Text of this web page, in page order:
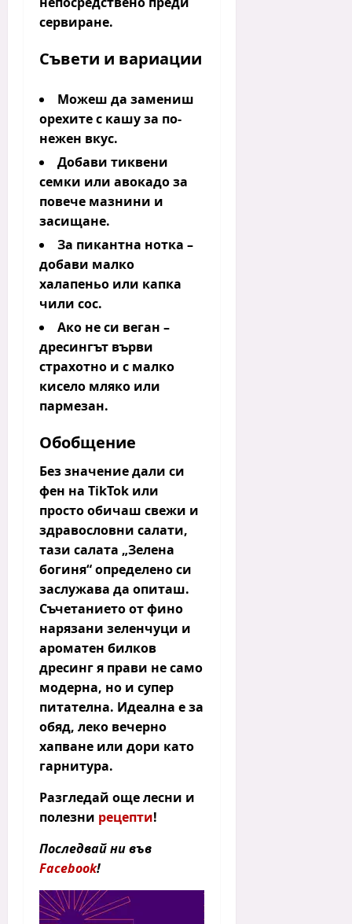
сервиране.
Съвети и вариации
Можеш да замениш
орехите с кашу за по-
нежен вкус.
Добави тиквени
семки или авокадо за
повече мазнини и
засищане.
За пикантна нотка –
добави малко
халапеньо или капка
чили сос.
Ако не си веган –
дресингът върви
страхотно и с малко
кисело мляко или
пармезан.
Обобщение
Без значение дали си
фен на TikTok или
просто обичаш свежи и
здравословни салати,
тази салата „Зелена
богиня“определено си
заслужава да опиташ.
Съчетанието от фино
нарязани зеленчуци и
ароматен билков
дресинг я прави не само
модерна, но и супер
питателна. Идеална е за
обяд, леко вечерно
хапване или дори като
гарнитура.
Разгледай още лесни и
полезни рецепти!
Последвай ни във
Facebook!